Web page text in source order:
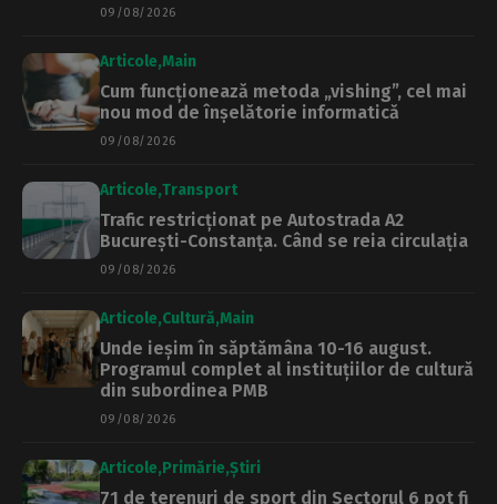
09/08/2026
Articole Main
Cum funcționează metoda „vishing”, cel mai
nou mod de înșelătorie informatică
09/08/2026
Articole Transport
Trafic restricționat pe Autostrada A2
București-Constanța. Când se reia circulația
09/08/2026
Articole Cultură Main
Unde ieșim în săptămâna 10-16 august.
Programul complet al instituțiilor de cultură
din subordinea PMB
09/08/2026
Articole Primărie Știri
71 de terenuri de sport din Sectorul 6 pot fi